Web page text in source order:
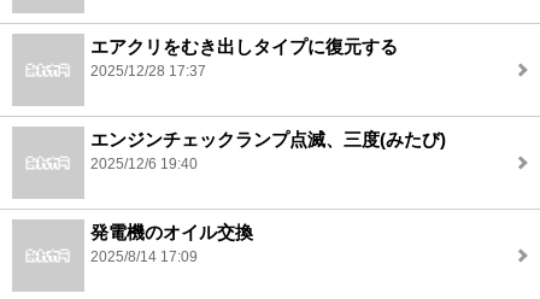
エアクリをむき出しタイプに復元する
2025/12/28 17:37
エンジンチェックランプ点滅、三度(みたび)
2025/12/6 19:40
発電機のオイル交換
2025/8/14 17:09